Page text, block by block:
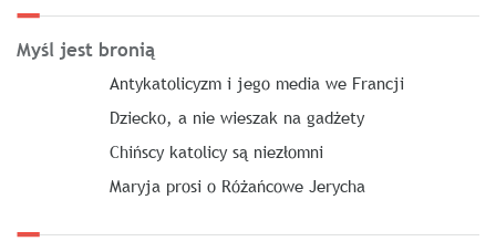
Myśl jest bronią
Antykatolicyzm i jego media we Francji
Dziecko, a nie wieszak na gadżety
Chińscy katolicy są niezłomni
Maryja prosi o Różańcowe Jerycha